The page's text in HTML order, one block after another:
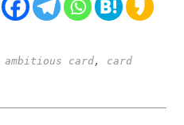
ambitious card, card